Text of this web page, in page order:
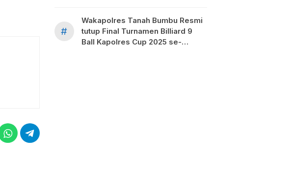
#
Wakapolres Tanah Bumbu Resmi
tutup Final Turnamen Billiard 9
Ball Kapolres Cup 2025 se-